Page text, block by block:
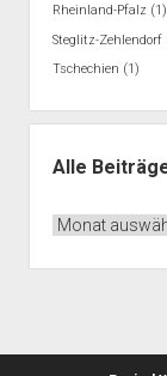
Rheinland-Pfalz(1)
Steglitz-Zehlendorf
Tschechien (1)
Alle
Alle